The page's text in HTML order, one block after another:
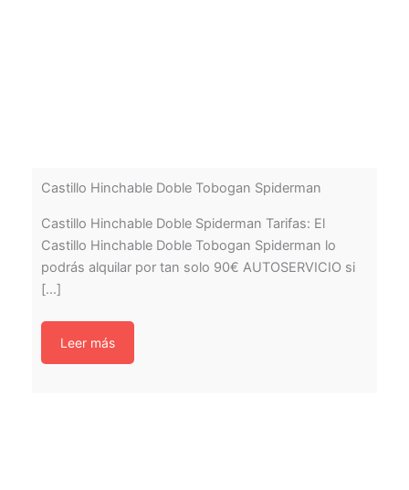
Castillo Hinchable Doble Tobogan Spiderman
Castillo Hinchable Doble Spiderman Tarifas: El
Castillo Hinchable Doble Tobogan Spiderman lo
podrás alquilar por tan solo 90€ AUTOSERVICIO si
[...]
Leer más